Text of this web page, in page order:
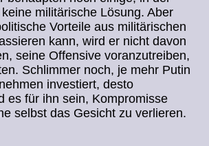
militärische Lösung. Aber
Vorteile aus militärischen
kann, wird er nicht davon
seine Offensive voranzutreiben,
Schlimmer noch, je mehr Putin
investiert, desto
es für ihn sein, Kompromisse
selbst das Gesicht zu verlieren.